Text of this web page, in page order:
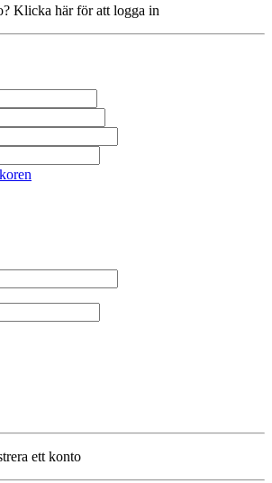
Klicka här för att logga in
ett konto